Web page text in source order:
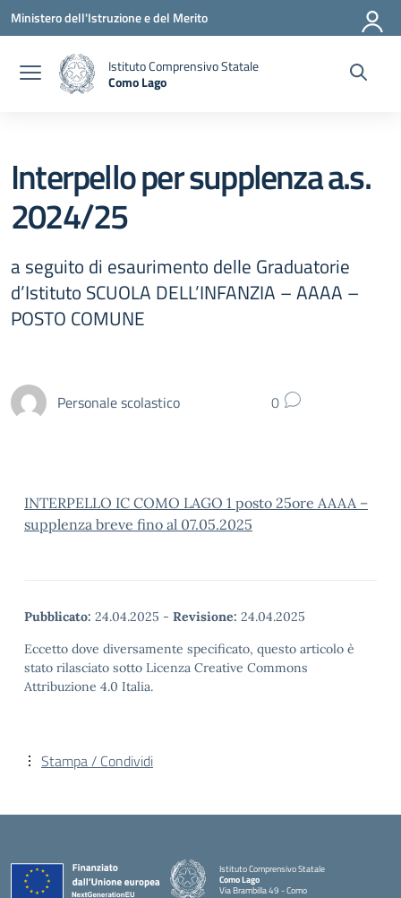
Vai ai contenuti
Vai al menu di navigazione
Vai al footer
Ministero dell'Istruzione e del Merito
Istituto Comprensivo Statale
Como Lago
— Visita la pagina iniziale della scuola
Interpello per supplenza a.s.
2024/25
a seguito di esaurimento delle Graduatorie
d’Istituto SCUOLA DELL’INFANZIA – AAAA –
POSTO COMUNE
Personale scolastico 0
INTERPELLO IC COMO LAGO 1 posto 25ore AAAA –
supplenza breve fino al 07.05.2025
Pubblicato: 24.04.2025 - Revisione: 24.04.2025
Eccetto dove diversamente specificato, questo articolo è
stato rilasciato sotto Licenza Creative Commons
Attribuzione 4.0 Italia.
Stampa / Condividi
Istituto Comprensivo Statale
Como Lago
Via Brambilla 49 - Como